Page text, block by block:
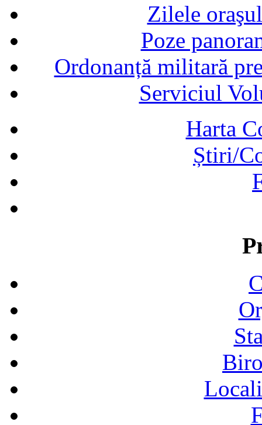
Zilele
Poze
Ordonanță militară
Serviciul
Harta
Știri/